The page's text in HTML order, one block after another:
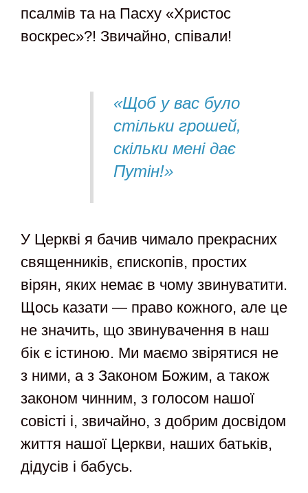
псалмів та на Пасху «Христос
воскрес»?! Звичайно, співали!
«Щоб у вас було
стільки грошей,
скільки мені дає
Путін!»
У Церкві я бачив чимало прекрасних
священників, єпископів, простих
вірян, яких немає в чому звинуватити.
Щось казати — право кожного, але це
не значить, що звинувачення в наш
бік є істиною. Ми маємо звірятися не
з ними, а з Законом Божим, а також
законом чинним, з голосом нашої
совісті і, звичайно, з добрим досвідом
життя нашої Церкви, наших батьків,
дідусів і бабусь.